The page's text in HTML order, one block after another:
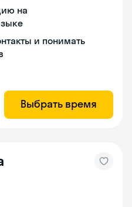
на
и понимать
Выбрать время